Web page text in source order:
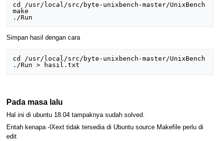
cd /usr/local/src/byte-unixbench-master/UnixBench
make
Simpan hasil dengan cara
cd /usr/local/src/byte-unixbench-master/UnixBench
Pada masa lalu
Hal ini di ubuntu 18.04 tampaknya sudah solved.
Entah kenapa -lXext tidak tersedia di Ubuntu source Makefile perlu di
edit